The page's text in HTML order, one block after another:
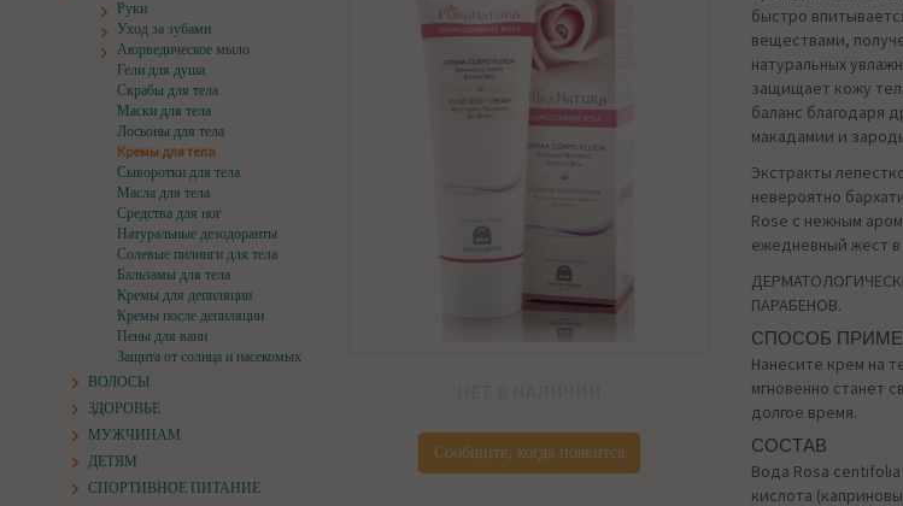
Руки
Уход за зубами
Аюрведическое мыло
Гели для душа
Скрабы для тела
Маски для тела
Лосьоны для тела
Кремы для тела
Сыворотки для тела
Масла для тела
Средства для ног
Натуральные дезодоранты
Солевые пилинги для тела
Бальзамы для тела
Кремы для депиляции
Кремы после депиляции
Пены для ванн
Защита от солнца и насекомых
ВОЛОСЫ
ЗДОРОВЬЕ
МУЖЧИНАМ
ДЕТЯМ
СПОРТИВНОЕ ПИТАНИЕ
Сообщите, когда появится
быстро
веществами,
натуральных
защищает кожу
баланс благодаря
макадамии и
Экстракты
невероятно
Rose с нежным
ежедневный жест в
ПАРАБЕНОВ.
СПОСОБ
Нанесите крем на
мгновенно станет
долгое время.
СОСТАВ
Вода Rosa
кислота